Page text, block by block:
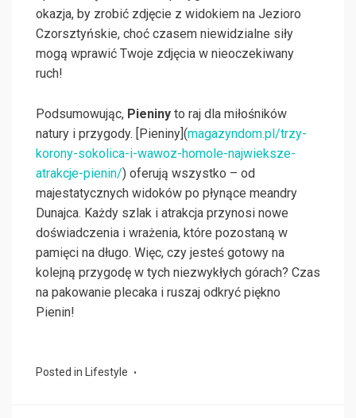
okazja, by zrobić zdjęcie z widokiem na Jezioro
Czorsztyńskie, choć czasem niewidzialne siły
mogą wprawić Twoje zdjęcia w nieoczekiwany
ruch!
Podsumowując, Pieniny to raj dla miłośników
natury i przygody. [Pieniny](magazyndom.pl/trzy-
korony-sokolica-i-wawoz-homole-najwieksze-
atrakcje-pienin/) oferują wszystko – od
majestatycznych widoków po płynące meandry
Dunajca. Każdy szlak i atrakcja przynosi nowe
doświadczenia i wrażenia, które pozostaną w
pamięci na długo. Więc, czy jesteś gotowy na
kolejną przygodę w tych niezwykłych górach? Czas
na pakowanie plecaka i ruszaj odkryć piękno
Pienin!
Posted in Lifestyle